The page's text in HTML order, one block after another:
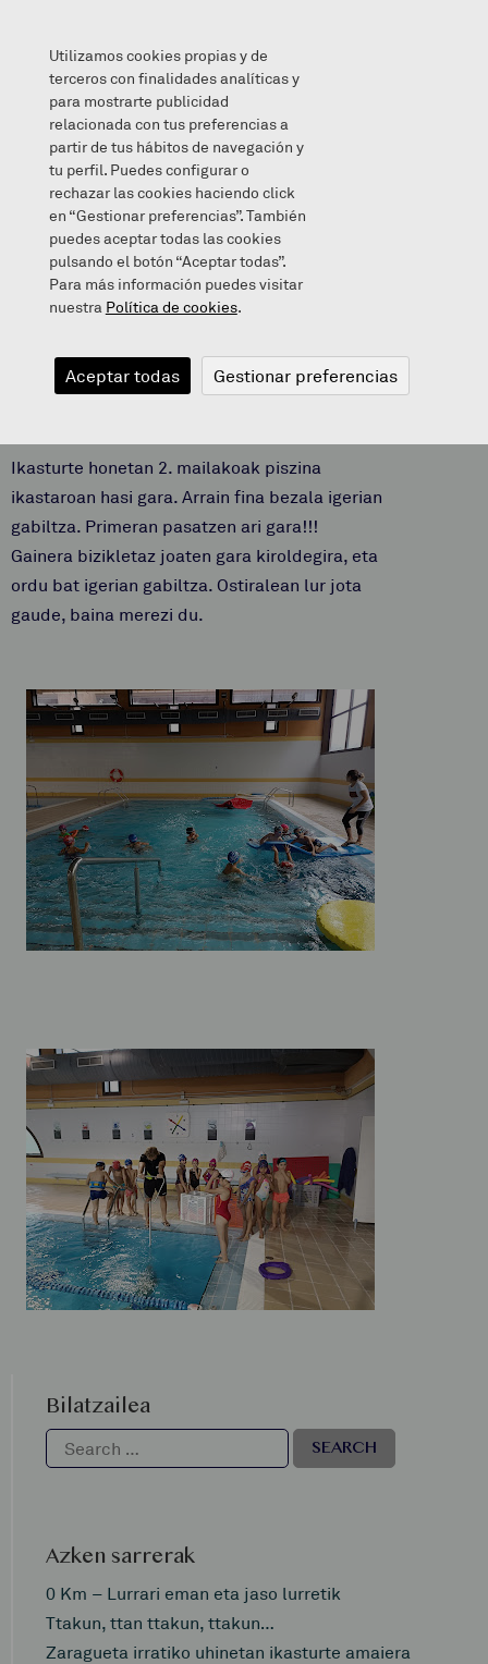
ORAINGOAN BAI PISZINARA!
2021/11/10
ORAINGOAN
BAI PISZINARA!
Ikasturte honetan 2. mailakoak piszina
ikastaroan hasi gara. Arrain fina bezala igerian
gabiltza. Primeran pasatzen ari gara!!!
Gainera bizikletaz joaten gara kiroldegira, eta
ordu bat igerian gabiltza. Ostiralean lur jota
gaude, baina merezi du.
Bilatzailea
Azken sarrerak
0 Km – Lurrari eman eta jaso lurretik
Ttakun, ttan ttakun, ttakun…
Zaragueta irratiko uhinetan ikasturte amaiera
Utilizamos cookies propias y de
terceros con finalidades analíticas y
para mostrarte publicidad
relacionada con tus preferencias a
partir de tus hábitos de navegación y
tu perfil. Puedes configurar o
rechazar las cookies haciendo click
en “Gestionar preferencias”. También
puedes aceptar todas las cookies
pulsando el botón “Aceptar todas”.
Para más información puedes visitar
nuestra Política de cookies.
Aceptar todas Gestionar preferencias